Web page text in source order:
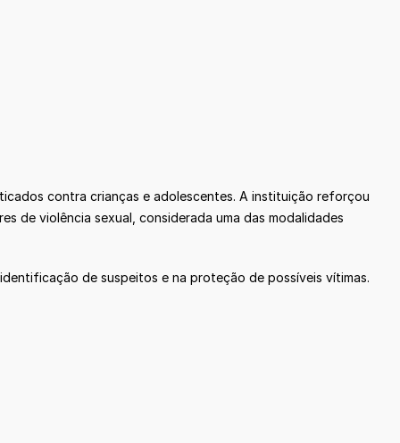
contra crianças e adolescentes. A instituição reforçou
de violência sexual, considerada uma das modalidades
de suspeitos e na proteção de possíveis vítimas.